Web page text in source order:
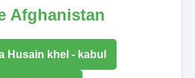
Afghanistan
Husain khel - kabul